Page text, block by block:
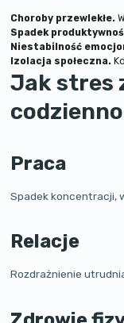
Choroby przewlekłe.
Spadek
Niestabilność
Izolacja społeczna.
Jak stres
Praca
Spadek koncentracji,
Relacje
Rozdrażnienie